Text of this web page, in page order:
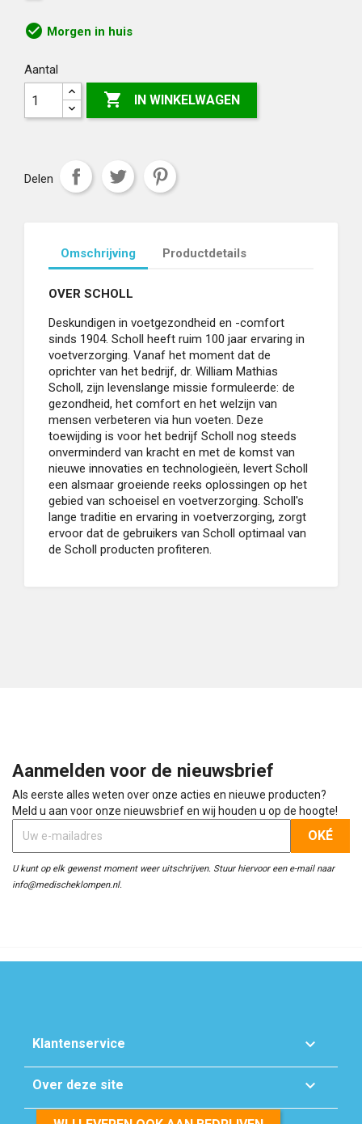
check_circle Morgen in huis
Aantal
 IN WINKELWAGEN
Delen
Omschrijving Productdetails
OVER SCHOLL
Deskundigen in voetgezondheid en -comfort
sinds 1904. Scholl heeft ruim 100 jaar ervaring in
voetverzorging. Vanaf het moment dat de
oprichter van het bedrijf, dr. William Mathias
Scholl, zijn levenslange missie formuleerde: de
gezondheid, het comfort en het welzijn van
mensen verbeteren via hun voeten. Deze
toewijding is voor het bedrijf Scholl nog steeds
onverminderd van kracht en met de komst van
nieuwe innovaties en technologieën, levert Scholl
een alsmaar groeiende reeks oplossingen op het
gebied van schoeisel en voetverzorging. Scholl's
lange traditie en ervaring in voetverzorging, zorgt
ervoor dat de gebruikers van Scholl optimaal van
de Scholl producten profiteren.
Aanmelden voor de nieuwsbrief
Als eerste alles weten over onze acties en nieuwe producten?
Meld u aan voor onze nieuwsbrief en wij houden u op de hoogte!
U kunt op elk gewenst moment weer uitschrijven. Stuur hiervoor een e-mail naar
info@medischeklompen.nl.
Klantenservice 
Over deze site 